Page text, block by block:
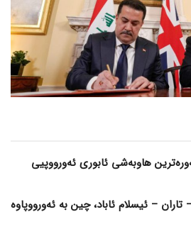
هاوبەشی ئابوری ئەورووپیی
– ئیسلام ئاباد، چین بە ئەورووپاوە